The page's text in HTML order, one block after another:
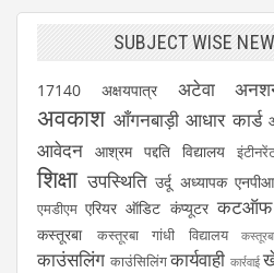
SUBJECT WISE
17140 अक्षयपात्र अटेवा
अवकाश आँगनबाड़ी आधार कार्ड
आवेदन आश्रम पद्दति विद्यालय
शिक्षा उपस्थिति उर्दू अध्यापक
एमडीएम एरियर ऑडिट कंप्यूटर कटऑफ
कस्तूरबा
कस्तूरबा गांधी विद्यालय
काउंसलिंग काउंसिलिंग कार्यवाही कार्रवाई